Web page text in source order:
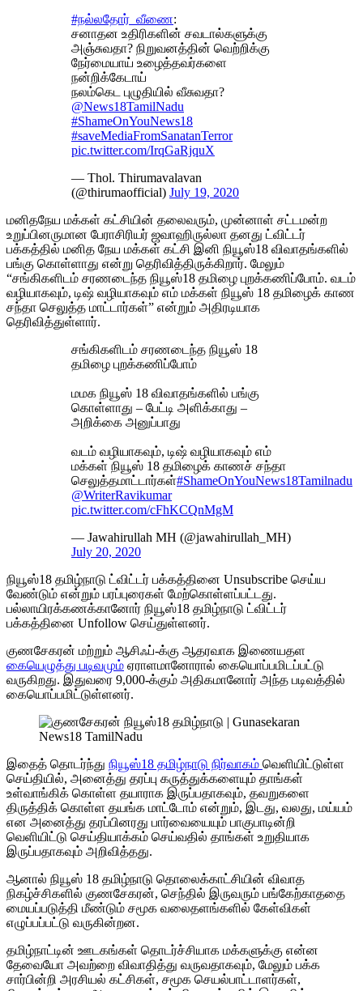
#நல்லதோர்_வீணை:
சனாதன உதிரிகளின் சவடால்களுக்கு
அஞ்சுவதா? நிறுவனத்தின் வெற்றிக்கு
நேர்மையாய் உழைத்தவர்களை
நன்றிக்கேடாய்
நலம்கெட புழுதியில் வீசுவதா?
@News18TamilNadu
#ShameOnYouNews18
#saveMediaFromSanatanTerror
pic.twitter.com/IrqGaRjquX
— Thol. Thirumavalavan
(@thirumaofficial) July 19, 2020
மனிதநேய மக்கள் கட்சியின் தலைவரும், முன்னாள் சட்டமன்ற
உறுப்பினருமான பேராசிரியர் ஜவாஹிருல்லா தனது ட்விட்டர்
பக்கத்தில் மனித நேய மக்கள் கட்சி இனி நியூஸ்18 விவாதங்களில்
பங்கு கொள்ளாது என்று தெரிவித்திருக்கிறார். மேலும்
“சங்கிகளிடம் சரணடைந்த நியூஸ்18 தமிழை புறக்கணிப்போம். வடம்
வழியாகவும், டிஷ் வழியாகவும் எம் மக்கள் நியூஸ் 18 தமிழைக் காண
சந்தா செலுத்த மாட்டார்கள்” என்றும் அதிரடியாக
தெரிவித்துள்ளார்.
சங்கிகளிடம் சரணடைந்த நியூஸ் 18
தமிழை புறக்கணிப்போம்
மமக நியூஸ் 18 விவாதங்களில் பங்கு
கொள்ளாது – பேட்டி அளிக்காது –
அறிக்கை அனுப்பாது
வடம் வழியாகவும், டிஷ் வழியாகவும் எம்
மக்கள் நியூஸ் 18 தமிழைக் காணச் சந்தா
செலுத்தமாட்டார்கள்#ShameOnYouNews18Tamilnadu
@WriterRavikumar
pic.twitter.com/cFhKCQnMgM
— Jawahirullah MH (@jawahirullah_MH)
July 20, 2020
நியூஸ்18 தமிழ்நாடு ட்விட்டர் பக்கத்தினை Unsubscribe செய்ய
வேண்டும் என்றும் பரப்புரைகள் மேற்கொள்ளப்பட்டது.
பல்லாயிரக்கணக்கானோர் நியூஸ்18 தமிழ்நாடு ட்விட்டர்
பக்கத்தினை Unfollow செய்துள்ளனர்.
குணசேகரன் மற்றும் ஆசிஃப்-க்கு ஆதரவாக இணையதள
கையெழுத்து படிவமும் ஏராளமானோரால் கையொப்பமிடப்பட்டு
வருகிறது. இதுவரை 9,000-க்கும் அதிகமானோர் அந்த படிவத்தில்
கையொப்பமிட்டுள்ளனர்.
இதைத் தொடர்ந்து நியூஸ்18 தமிழ்நாடு நிர்வாகம் வெளியிட்டுள்ள
செய்தியில், அனைத்து தரப்பு கருத்துக்களையும் தாங்கள்
உள்வாங்கிக் கொள்ள தயாராக இருப்பதாகவும், தவறுகளை
திருத்திக் கொள்ள தயங்க மாட்டோம் என்றும், இடது, வலது, மய்யம்
என அனைத்து தரப்பினரது பார்வையையும் பாகுபாடின்றி
வெளியிட்டு செய்தியாக்கம் செய்வதில் தாங்கள் உறுதியாக
இருப்பதாகவும் அறிவித்தது.
ஆனால் நியூஸ் 18 தமிழ்நாடு தொலைக்காட்சியின் விவாத
நிகழ்ச்சிகளில் குணசேகரன், செந்தில் இருவரும் பங்கேற்காததை
மையப்படுத்தி மீண்டும் சமூக வலைதளங்களில் கேள்விகள்
எழுப்பப்பட்டு வருகின்றன.
தமிழ்நாட்டின் ஊடகங்கள் தொடர்ச்சியாக மக்களுக்கு என்ன
தேவையோ அவற்றை விவாதித்து வருவதாகவும், மேலும் பக்க
சார்பின்றி அரசியல் கட்சிகள், சமூக செயல்பாட்டாளர்கள்,